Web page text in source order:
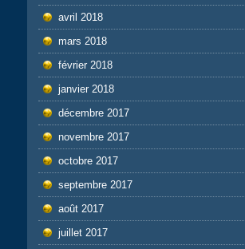
avril 2018
mars 2018
février 2018
janvier 2018
décembre 2017
novembre 2017
octobre 2017
septembre 2017
août 2017
juillet 2017